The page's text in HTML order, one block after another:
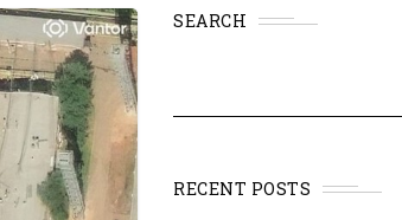
SEARCH
RECENT POSTS